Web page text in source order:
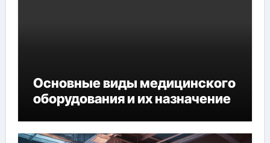
Основные виды медицинского
оборудования и их назначение